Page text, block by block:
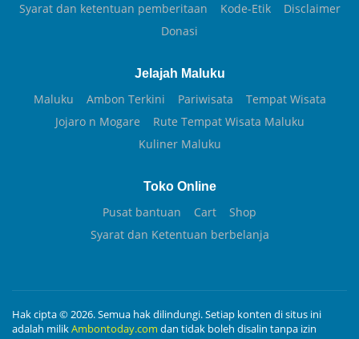
Syarat dan ketentuan pemberitaan
Kode-Etik
Disclaimer
Donasi
Jelajah Maluku
Maluku Ambon Terkini Pariwisata
Tempat Wisata
Jojaro n Mogare
Rute Tempat Wisata Maluku
Kuliner Maluku
Toko Online
Pusat bantuan Cart
Shop
Syarat dan Ketentuan berbelanja
Hak cipta © 2026. Semua hak dilindungi. Setiap konten di situs ini
adalah milikAmbontoday.com dan tidak boleh disalin tanpa izin